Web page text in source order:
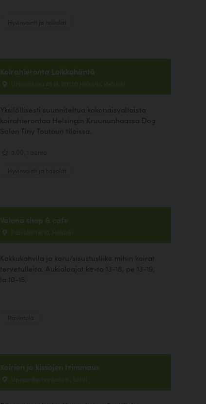
Koirahieronta Loikkohäntä
Unioninkatu 45 H, 00170 Helsinki, Helsinki
Yksilöllisesti suunniteltua kokonaisvaltaista
koirahierontaa Helsingin Kruununhaassa Dog
Salon Tiny Toutoun tiloissa.
Valona shop & cafe
Päivöläntie 15, Helsinki
Kakkukahvila ja koru/sisustusliike mihin koirat
tervetulleita. Aukioloajat ke-to 13-18, pe 13-19,
la 10-15.
Koirien ja kissojen trimmaus
Upseerikerhonkatu 5 , Lahti